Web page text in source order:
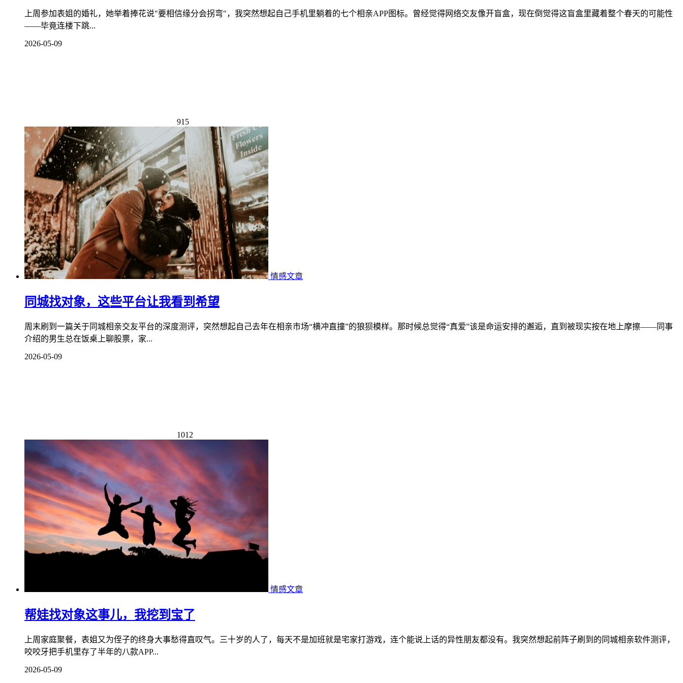
上周参加表姐的婚礼，她举着捧花说"要相信缘分会拐弯"，我突然想起自己手机里躺着的七个相亲APP图标。曾经觉得网络交友像开盲盒，现在倒觉得这盲盒里藏着整个春天的可能性
——毕竟连楼下跳...
2026-05-09
915
情感文章
同城找对象，这些平台让我看到希望
周末刷到一篇关于同城相亲交友平台的深度测评，突然想起自己去年在相亲市场“横冲直撞”的狼狈模样。那时候总觉得“真爱”该是命运安排的邂逅，直到被现实按在地上摩擦——同事
介绍的男生总在饭桌上聊股票，家...
2026-05-09
1012
情感文章
帮娃找对象这事儿，我挖到宝了
上周家庭聚餐，表姐又为侄子的终身大事愁得直叹气。三十岁的人了，每天不是加班就是宅家打游戏，连个能说上话的异性朋友都没有。我突然想起前阵子刷到的同城相亲软件测评，
咬咬牙把手机里存了半年的八款APP...
2026-05-09